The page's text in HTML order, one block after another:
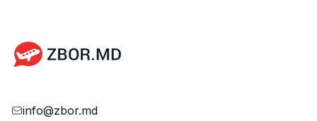
info@zbor.md